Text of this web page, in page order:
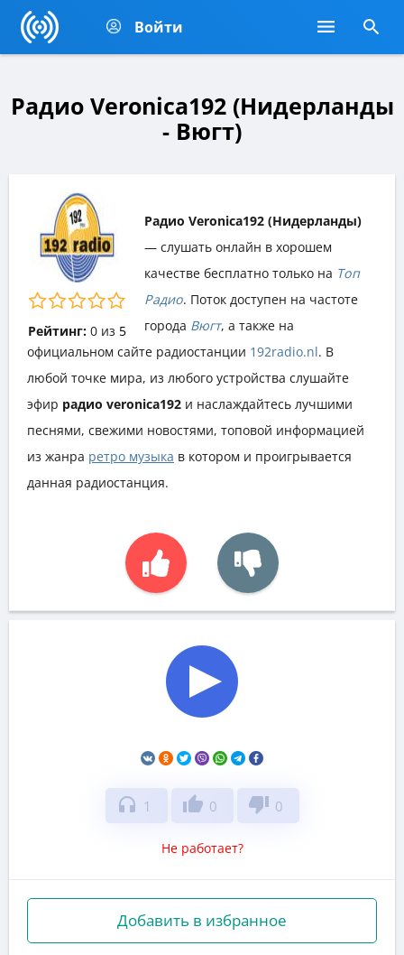
Войти
Радио Veronica192 (Нидерланды
- Вюгт)
Рейтинг: 0из 5
Радио Veronica192 (Нидерланды)
— слушать онлайн в хорошем
качестве бесплатно только на Топ
Радио. Поток доступен на частоте
города Вюгт, а также на
официальном сайте радиостанции 192radio.nl. В
любой точке мира, из любого устройства слушайте
эфир радио veronica192 и наслаждайтесь лучшими
песнями, свежими новостями, топовой информацией
из жанра ретро музыка в котором и проигрывается
данная радиостанция.
headphones 1 thumb_up 0 thumb_down 0
Не работает?
Добавить в избранное